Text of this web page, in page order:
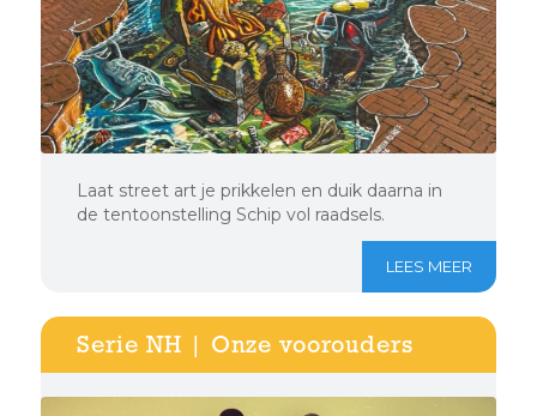
Laat street art je prikkelen en duik daarna in
de tentoonstelling Schip vol raadsels.
LEES MEER
Serie NH | Onze voorouders